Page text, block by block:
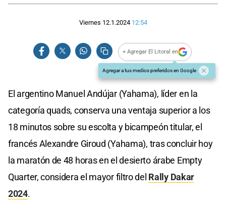
Viernes 12.1.2024 12:54
+ Agregar El Litoral en
Agregar a tus medios preferidos en Google
El argentino Manuel Andújar (Yahama), líder en la
categoría quads, conserva una ventaja superior a los
18 minutos sobre su escolta y bicampeón titular, el
francés Alexandre Giroud (Yahama), tras concluir hoy
la maratón de 48 horas en el desierto árabe Empty
Quarter, considera el mayor filtro del Rally Dakar
2024.